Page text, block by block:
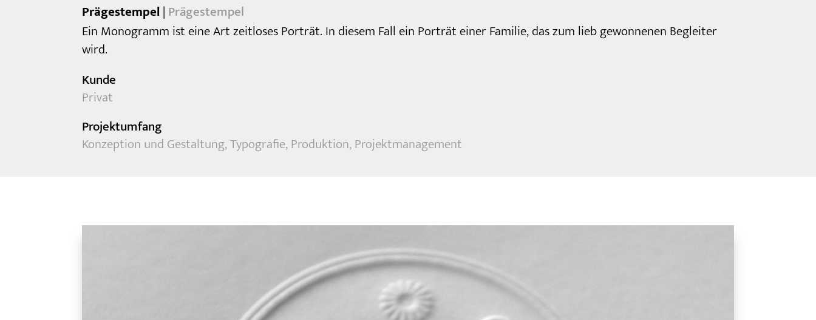
Prägestempel | Prägestempel
Ein Monogramm ist eine Art zeitloses Porträt. In diesem Fall ein Porträt einer Familie, das zum lieb gewonnenen Begleiter
wird.
Kunde
Privat
Projektumfang
Konzeption und Gestaltung, Typografie, Produktion, Projektmanagement